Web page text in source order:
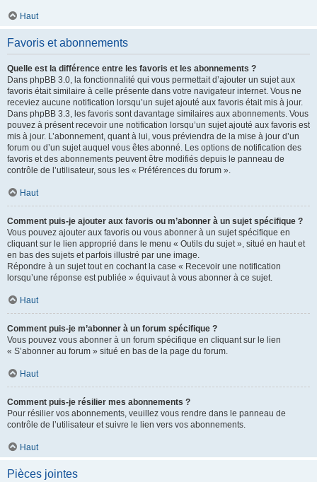
Haut
Favoris et abonnements
Quelle est la différence entre les favoris et les abonnements ?
Dans phpBB 3.0, la fonctionnalité qui vous permettait d’ajouter un sujet aux
favoris était similaire à celle présente dans votre navigateur internet. Vous ne
receviez aucune notification lorsqu’un sujet ajouté aux favoris était mis à jour.
Dans phpBB 3.3, les favoris sont davantage similaires aux abonnements. Vous
pouvez à présent recevoir une notification lorsqu’un sujet ajouté aux favoris est
mis à jour. L’abonnement, quant à lui, vous préviendra de la mise à jour d’un
forum ou d’un sujet auquel vous êtes abonné. Les options de notification des
favoris et des abonnements peuvent être modifiés depuis le panneau de
contrôle de l’utilisateur, sous les « Préférences du forum ».
Haut
Comment puis-je ajouter aux favoris ou m’abonner à un sujet spécifique ?
Vous pouvez ajouter aux favoris ou vous abonner à un sujet spécifique en
cliquant sur le lien approprié dans le menu « Outils du sujet », situé en haut et
en bas des sujets et parfois illustré par une image.
Répondre à un sujet tout en cochant la case « Recevoir une notification
lorsqu’une réponse est publiée » équivaut à vous abonner à ce sujet.
Haut
Comment puis-je m’abonner à un forum spécifique ?
Vous pouvez vous abonner à un forum spécifique en cliquant sur le lien
« S’abonner au forum » situé en bas de la page du forum.
Haut
Comment puis-je résilier mes abonnements ?
Pour résilier vos abonnements, veuillez vous rendre dans le panneau de
contrôle de l’utilisateur et suivre le lien vers vos abonnements.
Haut
Pièces jointes